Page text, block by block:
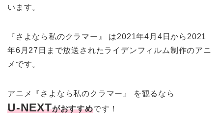
います。
『さよなら私のクラマー』 は2021年4月4日から2021
年6月27日まで放送されたライデンフィルム制作のアニ
メです。
アニメ『さよなら私のクラマー』 を観るなら
U-NEXTがおすすめです！